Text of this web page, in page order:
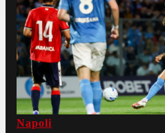
Napoli